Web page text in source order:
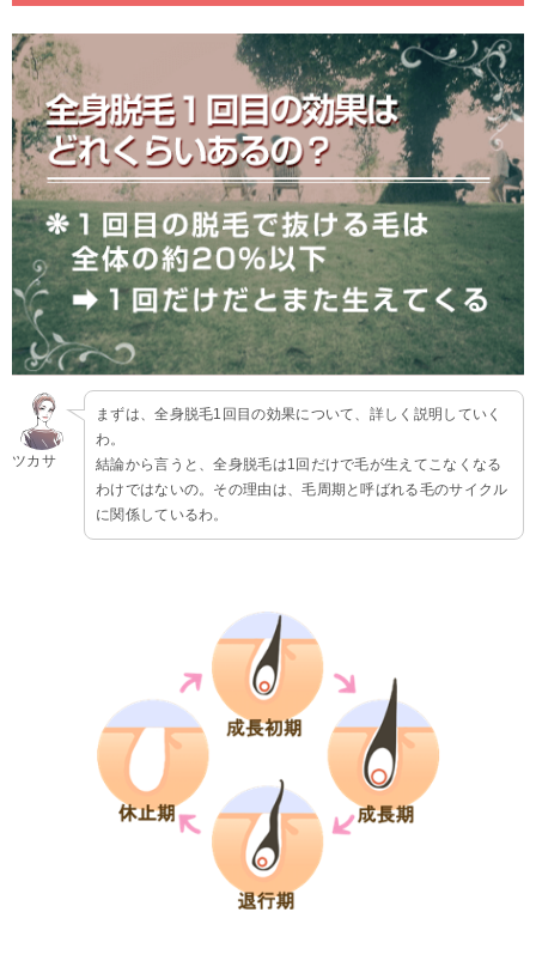
ツカサ
まずは、全身脱毛1回目の効果について、詳しく説明していく
わ。
結論から言うと、全身脱毛は1回だけで毛が生えてこなくなる
わけではないの。その理由は、毛周期と呼ばれる毛のサイクル
に関係しているわ。